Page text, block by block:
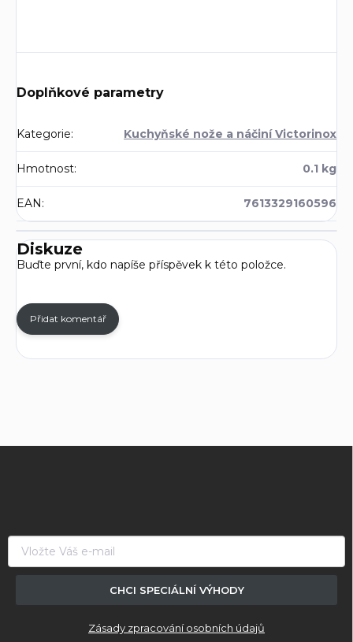
Doplňkové parametry
Kategorie: Kuchyňské nože a náčiní Victorinox
Hmotnost: 0.1 kg
EAN: 7613329160596
Diskuze
Buďte první, kdo napíše příspěvek k této položce.
Přidat komentář
CHCI SPECIÁLNÍ VÝHODY
Zásady zpracování osobních údajů